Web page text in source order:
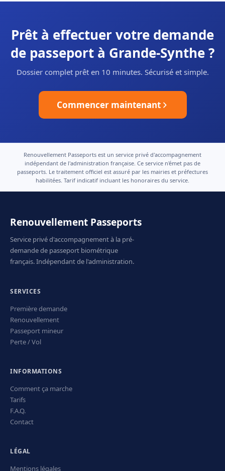
Prêt à effectuer votre demande
de passeport à Grande-Synthe ?
Dossier complet prêt en 10 minutes. Sécurisé et simple.
Commencer maintenant
Renouvellement Passeports est un service privé d'accompagnement
indépendant de l'administration française. Ce service n'émet pas de
passeports. Le traitement officiel est assuré par les mairies et préfectures
habilitées. Tarif indicatif incluant les honoraires du service.
Renouvellement Passeports
Service privé d'accompagnement à la pré-
demande de passeport biométrique
français. Indépendant de l'administration.
SERVICES
Première demande
Renouvellement
Passeport mineur
Perte / Vol
INFORMATIONS
Comment ça marche
Tarifs
F.A.Q.
Contact
LÉGAL
Mentions légales